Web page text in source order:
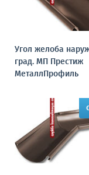
Угол желоба
град. МП Престиж
МеталлПрофиль